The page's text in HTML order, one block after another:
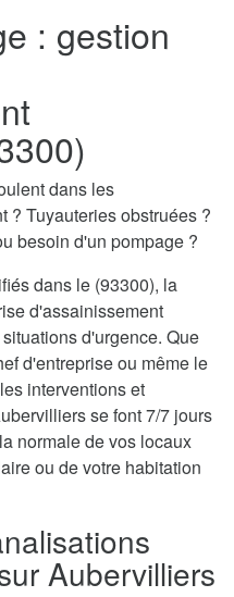
: gestion
dans les
? Tuyauteries obstruées ?
besoin d'un pompage ?
dans le (93300), la
d'assainissement
d'urgence. Que
d'entreprise ou même le
interventions et
se font 7/7 jours
normale de vos locaux
ou de votre habitation
Aubervilliers